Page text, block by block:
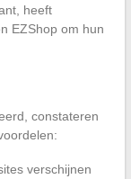
heeft
EZShop om hun
constateren
verschijnen